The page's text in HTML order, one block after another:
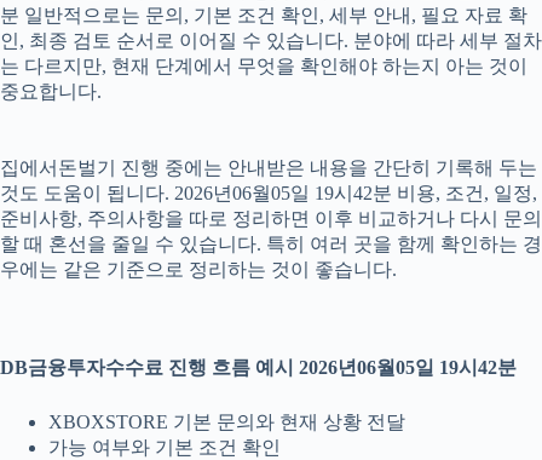
분 일반적으로는 문의, 기본 조건 확인, 세부 안내, 필요 자료 확
인, 최종 검토 순서로 이어질 수 있습니다. 분야에 따라 세부 절차
는 다르지만, 현재 단계에서 무엇을 확인해야 하는지 아는 것이
중요합니다.
집에서돈벌기 진행 중에는 안내받은 내용을 간단히 기록해 두는
것도 도움이 됩니다. 2026년06월05일 19시42분 비용, 조건, 일정,
준비사항, 주의사항을 따로 정리하면 이후 비교하거나 다시 문의
할 때 혼선을 줄일 수 있습니다. 특히 여러 곳을 함께 확인하는 경
우에는 같은 기준으로 정리하는 것이 좋습니다.
DB금융투자수수료 진행 흐름 예시 2026년06월05일 19시42분
XBOXSTORE 기본 문의와 현재 상황 전달
가능 여부와 기본 조건 확인